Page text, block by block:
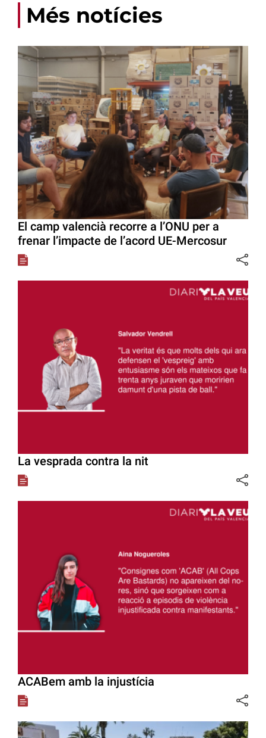
Més notícies
El camp valencià recorre a l’ONU per a
frenar l’impacte de l’acord UE-Mercosur
La vesprada contra la nit
ACABem amb la injustícia